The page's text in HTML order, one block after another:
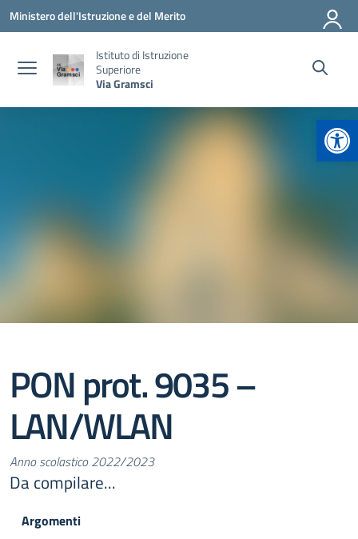
Vai ai contenuti
Vai al menu di navigazione
Vai al footer
Ministero dell'Istruzione e del Merito
Istituto di Istruzione
Superiore
Via Gramsci
PON prot. 9035 –
LAN/WLAN
Anno scolastico 2022/2023
Da compilare...
Argomenti